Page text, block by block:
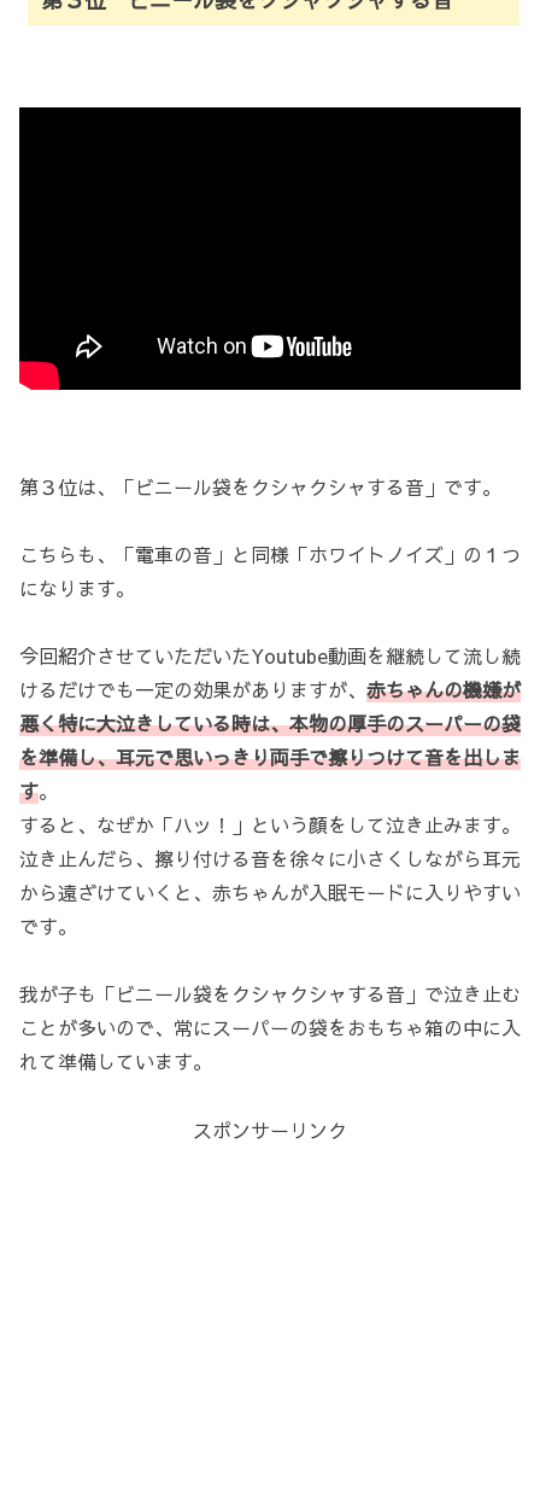
第３位は、「ビニール袋をクシャクシャする音」です。
こちらも、「電車の音」と同様「ホワイトノイズ」の１つ
になります。
今回紹介させていただいたYoutube動画を継続して流し続
けるだけでも一定の効果がありますが、 赤ちゃんの機嫌が
悪く特に大泣きしている時は、本物の厚手のスーパーの袋
を準備し、耳元で思いっきり両手で擦りつけて音を出しま
す。
すると、なぜか「ハッ！」という顔をして泣き止みます。
泣き止んだら、擦り付ける音を徐々に小さくしながら耳元
から遠ざけていくと、赤ちゃんが入眠モードに入りやすい
です。
我が子も「ビニール袋をクシャクシャする音」で泣き止む
ことが多いので、常にスーパーの袋をおもちゃ箱の中に入
れて準備しています。
スポンサーリンク